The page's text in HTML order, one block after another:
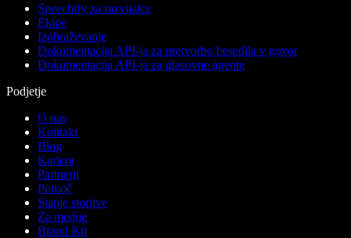
Speechify za razvijalce
Ekipe
Izobraževanje
Dokumentacija API-ja za pretvorbo besedila v govor
Dokumentacija API-ja za glasovne agente
Podjetje
O nas
Kontakt
Blog
Kariera
Partnerji
Pomoč
Stanje storitve
Za medije
Brand Kit